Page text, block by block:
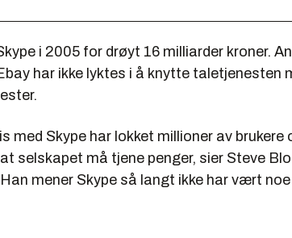
i 2005 for drøyt 16 milliarder kroner.
har ikke lyktes i å knytte taletjenesten
med Skype har lokket millioner av brukere
selskapet må tjene penger, sier Steve
mener Skype så langt ikke har vært